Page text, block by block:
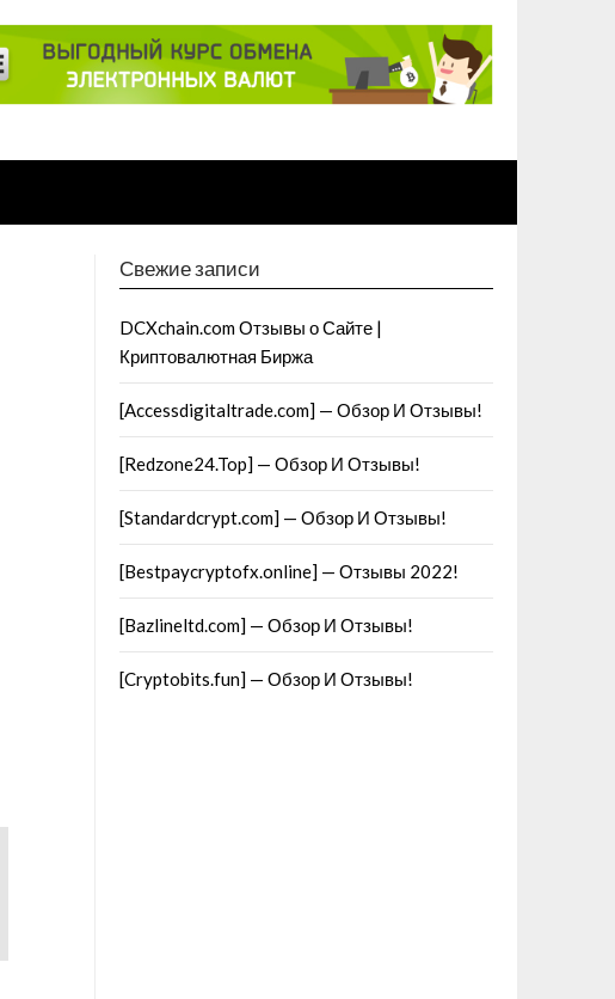
Свежие записи
DCXchain.com Отзывы о Сайте |
Криптовалютная Биржа
[Accessdigitaltrade.com] — Обзор И Отзывы!
[Redzone24.Top] — Обзор И Отзывы!
[Standardcrypt.com] — Обзор И Отзывы!
[Bestpaycryptofx.online] — Отзывы 2022!
[Bazlineltd.com] — Обзор И Отзывы!
[Cryptobits.fun] — Обзор И Отзывы!